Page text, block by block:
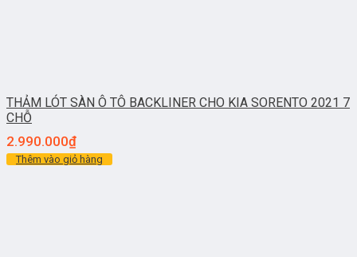
THẢM LÓT SÀN Ô TÔ BACKLINER CHO KIA SORENTO 2021 7
CHỖ
2.990.000₫
Thêm vào giỏ hàng